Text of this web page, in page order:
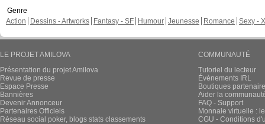
Genre
Action
Dessins - Artworks Fantasy - SF Humour Jeunesse Romance Sexy -
LE PROJET AMILOVA
Présentation du projet Amilova
Revue de presse
Espace Presse
Bannières
Devenir Annonceur
Partenaires Officiels
Réseau social poker, blogs stats classements
COMMUNAUTÉ
Tutoriel du lecteur
Évènements IRL
Boutiques
Aider la
FAQ - Support
Monnaie virtuelle :
CGU - Conditions